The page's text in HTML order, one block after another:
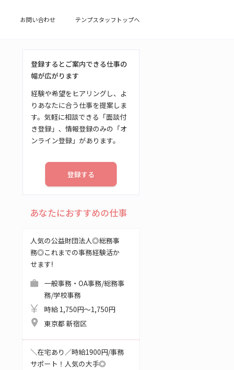
お問い合わせ テンプスタッフトップへ
登録するとご案内できる仕事の
幅が広がります
経験や希望をヒアリングし、よ
りあなたに合う仕事を提案しま
す。気軽に相談できる「面談付
き登録」、情報登録のみの「オ
ンライン登録」があります。
登録する
あなたにおすすめの仕事
人気の公益財団法人◎総務事
務◎これまでの事務経験活か
せます!
一般事務・OA事務/総務事
務/学校事務
時給 1,750円～1,750円
東京都 新宿区
＼在宅あり／時給1900円/事務
サポート！人気の大手◎